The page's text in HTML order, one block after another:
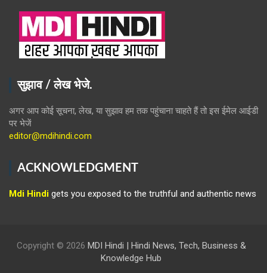
सुझाव / लेख भेजे.
अगर आप कोई सूचना, लेख, या सुझाव हम तक पहुंचाना चाहते हैं तो इस ईमेल आईडी
पर भेजें
editor@mdihindi.com
ACKNOWLEDGMENT
Mdi Hindi gets you exposed to the truthful and authentic news
Copyright © 2026 MDI Hindi | Hindi News, Tech, Business &
Knowledge Hub